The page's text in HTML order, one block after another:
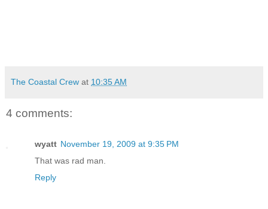
The Coastal Crew at 10:35 AM
4 comments:
wyatt November 19, 2009 at 9:35 PM
That was rad man.
Reply